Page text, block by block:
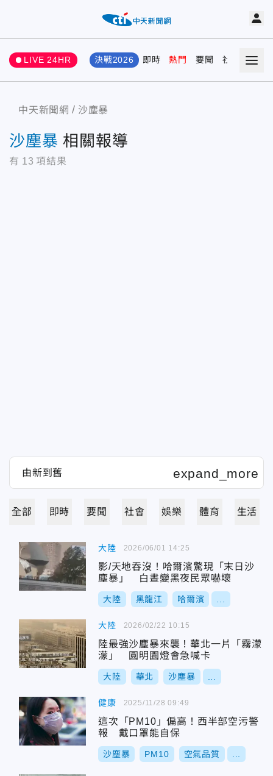
LIVE 24HR 決戰2026 即時 熱門 要聞 社會 娛樂
中天新聞網 沙塵暴
沙塵暴 相關報導
有 13 項結果
全部 即時 要聞 社會 娛樂 體育 生活
大陸
影/天地吞沒！哈爾濱驚現「末日沙
塵暴」 白晝變黑夜民眾嚇壞
大陸 黑龍江 哈爾濱
2026/06/01 14:25
大陸
陸最強沙塵暴來襲！華北一片「霧濛
濛」 圓明園燈會急喊卡
大陸 華北 沙塵暴
2026/02/22 10:15
健康
這次「PM10」偏高！西半部空污警
報 戴口罩能自保
沙塵暴 PM10 空氣品質
2025/11/28 09:49